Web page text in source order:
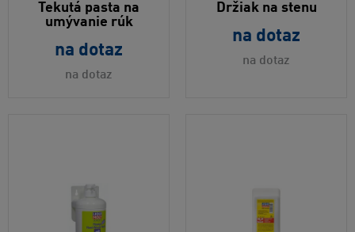
Tekutá pasta na
umývanie rúk
na dotaz
na dotaz
Držiak na stenu
na dotaz
na dotaz